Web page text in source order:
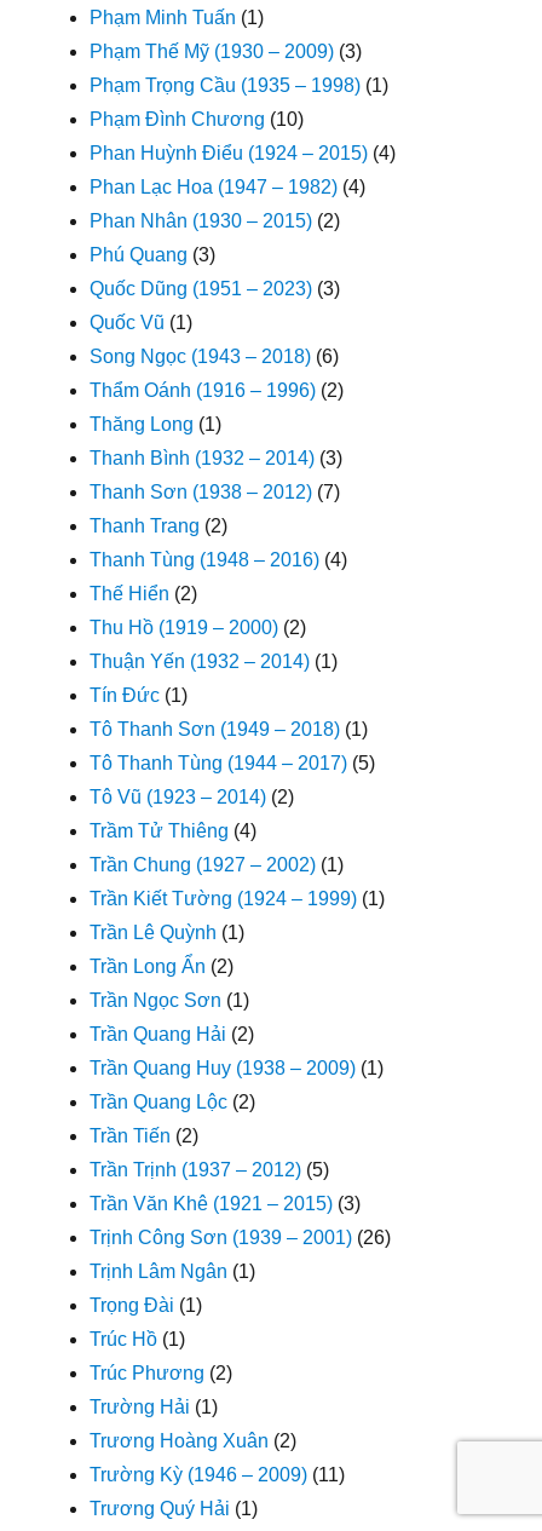
Phạm Minh Tuấn (1)
Phạm Thế Mỹ (1930 – 2009) (3)
Phạm Trọng Cầu (1935 – 1998) (1)
Phạm Đình Chương (10)
Phan Huỳnh Điểu (1924 – 2015) (4)
Phan Lạc Hoa (1947 – 1982) (4)
Phan Nhân (1930 – 2015) (2)
Phú Quang (3)
Quốc Dũng (1951 – 2023) (3)
Quốc Vũ (1)
Song Ngọc (1943 – 2018) (6)
Thẩm Oánh (1916 – 1996) (2)
Thăng Long (1)
Thanh Bình (1932 – 2014) (3)
Thanh Sơn (1938 – 2012) (7)
Thanh Trang (2)
Thanh Tùng (1948 – 2016) (4)
Thế Hiển (2)
Thu Hồ (1919 – 2000) (2)
Thuận Yến (1932 – 2014) (1)
Tín Đức (1)
Tô Thanh Sơn (1949 – 2018) (1)
Tô Thanh Tùng (1944 – 2017) (5)
Tô Vũ (1923 – 2014) (2)
Trầm Tử Thiêng (4)
Trần Chung (1927 – 2002) (1)
Trần Kiết Tường (1924 – 1999) (1)
Trần Lê Quỳnh (1)
Trần Long Ẩn (2)
Trần Ngọc Sơn (1)
Trần Quang Hải (2)
Trần Quang Huy (1938 – 2009) (1)
Trần Quang Lộc (2)
Trần Tiến (2)
Trần Trịnh (1937 – 2012) (5)
Trần Văn Khê (1921 – 2015) (3)
Trịnh Công Sơn (1939 – 2001) (26)
Trịnh Lâm Ngân (1)
Trọng Đài (1)
Trúc Hồ (1)
Trúc Phương (2)
Trường Hải (1)
Trương Hoàng Xuân (2)
Trường Kỳ (1946 – 2009) (11)
Trương Quý Hải (1)